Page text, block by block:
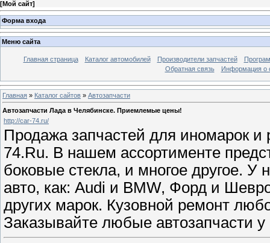
[Мой сайт]
Форма входа
Меню сайта
Главная страница Каталог автомобилей Производители запчастей
Обратная связь
Информация о
Главная » Каталог сайтов » Автозапчасти
Автозапчасти Лада в Челябинске. Приемлемые цены!
http://car-74.ru/
Продажа запчастей для иномарок и
74.Ru. В нашем ассортименте
боковые стекла, и многое другое. У
авто, как: Audi и BMW, Форд и
других марок. Кузовной ремонт
Заказывайте любые автозапчасти у